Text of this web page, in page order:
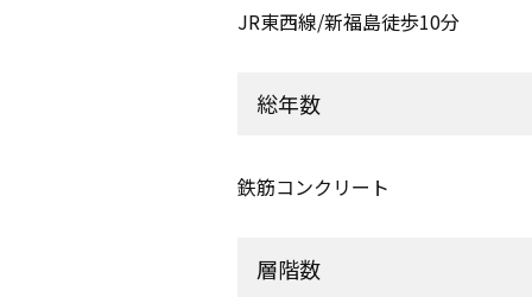
JR東西線/新福島徒歩10分
総年数
鉄筋コンクリート
層階数